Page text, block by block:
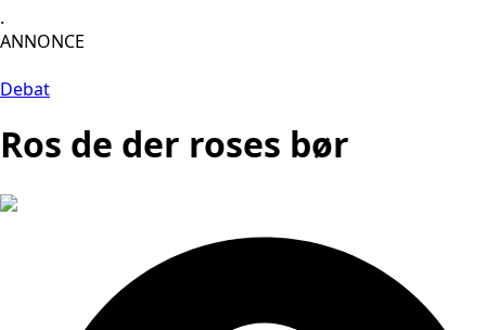
.
ANNONCE
Debat
Ros de der roses bør